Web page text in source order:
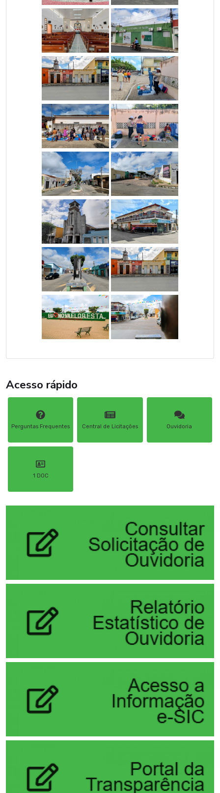
Acesso rápido
Perguntas Frequentes Central de Licitações Ouvidoria
1 DOC